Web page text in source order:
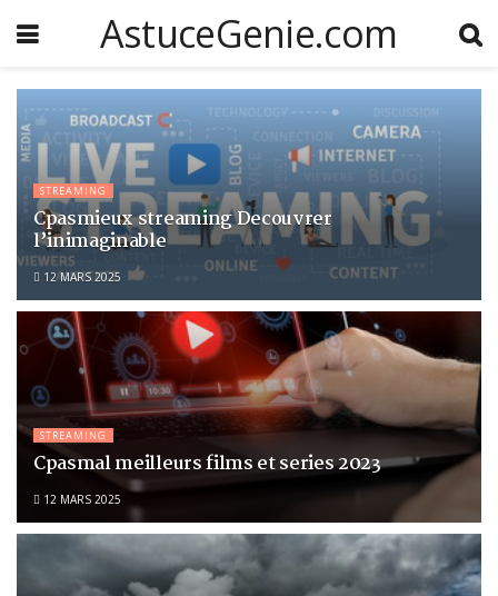
AstuceGenie.com
STREAMING
Cpasmieux streaming Decouvrer
l’inimaginable
12 MARS 2025
STREAMING
Cpasmal meilleurs films et series 2023
12 MARS 2025